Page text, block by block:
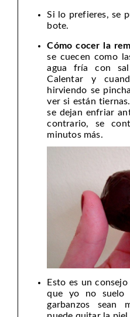
Si lo prefieres, se
bote.
Cómo cocer la
se cuecen como
agua fría con
Calentar y
hirviendo se
ver si están
se dejan enfriar
contrario, se
minutos más.
Esto es un
que yo no suelo
garbanzos sean